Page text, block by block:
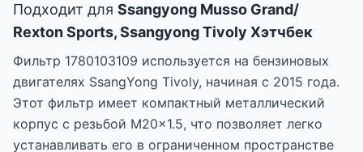
Подходит для Ssangyong Musso Grand/
Rexton Sports, Ssangyong Tivoly Хэтчбек
Фильтр 1780103109 используется на бензиновых
двигателях SsangYong Tivoly, начиная с 2015 года.
Этот фильтр имеет компактный металлический
корпус с резьбой M20x1.5, что позволяет легко
устанавливать его в ограниченном пространстве